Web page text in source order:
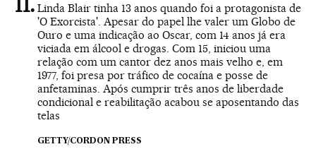
Linda Blair tinha 13 anos quando foi a protagonista de
'O Exorcista'. Apesar do papel lhe valer um Globo de
Ouro e uma indicação ao Oscar, com 14 anos já era
viciada em álcool e drogas. Com 15, iniciou uma
relação com um cantor dez anos mais velho e, em
1977, foi presa por tráfico de cocaína e posse de
anfetaminas. Após cumprir três anos de liberdade
condicional e reabilitação acabou se aposentando das
telas
GETTY/CORDON PRESS